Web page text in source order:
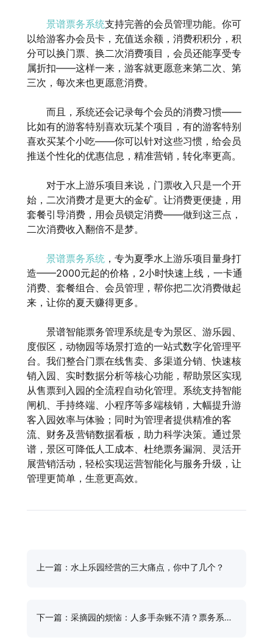
景谱票务系统支持完善的会员管理功能。你可
以给游客办会员卡，充值送余额，消费积积分，积
分可以换门票、换二次消费项目，会员还能享受专
属折扣——这样一来，游客就更愿意来第二次、第
三次，每次来也更愿意消费。
而且，系统还会记录每个会员的消费习惯——
比如有的游客特别喜欢玩某个项目，有的游客特别
喜欢买某个小吃——你可以针对这些习惯，给会员
推送个性化的优惠信息，精准营销，转化率更高。
对于水上游乐项目来说，门票收入只是一个开
始，二次消费才是更大的金矿。让消费更便捷，用
套餐引导消费，用会员锁定消费——做到这三点，
二次消费收入翻倍不是梦。
景谱票务系统 ，专为夏季水上游乐项目量身打
造——2000元起的价格，2小时快速上线，一卡通
消费、套餐组合、会员管理，帮你把二次消费做起
来，让你的夏天赚得更多。
景谱智能票务管理系统是专为景区、游乐园、
度假区，动物园等场景打造的一站式数字化管理平
台。我们整合门票在线售卖、多渠道分销、快速核
销入园、实时数据分析等核心功能，帮助景区实现
从售票到入园的全流程自动化管理。系统支持智能
闸机、手持终端、小程序等多端核销，大幅提升游
客入园效率与体验；同时为管理者提供精准的客
流、财务及营销数据看板，助力科学决策。通过景
谱，景区可降低人工成本、杜绝票务漏洞、灵活开
展营销活动，轻松实现运营智能化与服务升级，让
管理更简单，生意更高效。
上一篇：水上乐园经营的三大痛点，你中了几个？
下一篇：采摘园的烦恼：人多手杂账不清？票务系统